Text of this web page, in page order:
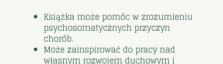
Książka może pomóc w zrozumieniu
psychosomatycznych przyczyn
chorób.
Może zainspirować do pracy nad
własnym rozwojem duchowym i